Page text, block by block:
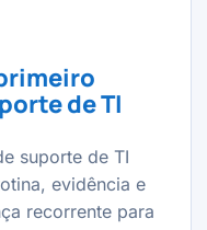
de TI
suporte de TI
evidência e
recorrente para